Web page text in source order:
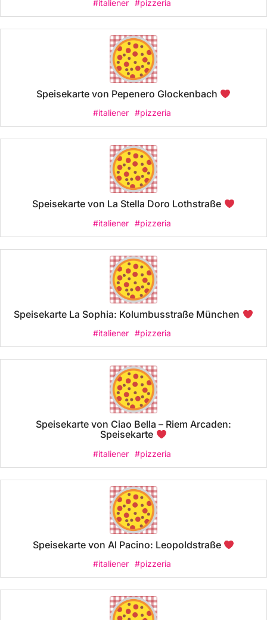
#italiener #pizzeria
Speisekarte von Pepenero Glockenbach
#italiener #pizzeria
Speisekarte von La Stella Doro Lothstraße
#italiener #pizzeria
Speisekarte La Sophia: Kolumbusstraße München
#italiener #pizzeria
Speisekarte von Ciao Bella – Riem Arcaden:
Speisekarte
#italiener #pizzeria
Speisekarte von Al Pacino: Leopoldstraße
#italiener #pizzeria